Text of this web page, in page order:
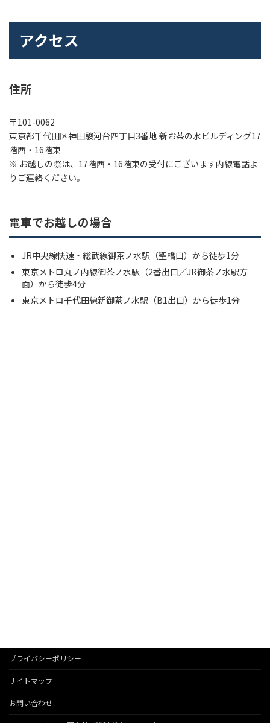
アクセス
住所
〒101-0062
東京都千代田区神田駿河台四丁目3番地 新お茶の水ビルディング17
階西・16階東
※ お越しの際は、17階西・16階東の受付にございます内線電話よ
りご連絡ください。
電車でお越しの場合
JR中央線快速・総武線御茶ノ水駅（聖橋口）から徒歩1分
東京メトロ丸ノ内線御茶ノ水駅（2番出口／JR御茶ノ水駅方
面）から徒歩4分
東京メトロ千代田線新御茶ノ水駅（B1出口）から徒歩1分
プライバシーポリシー
サイトマップ
お問い合わせ